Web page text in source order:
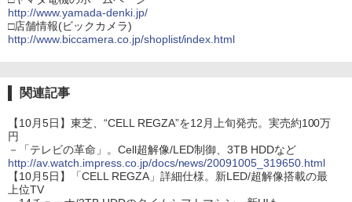
http://www.yamada-denki.jp/
□店舗情報(ビックカメラ)
http://www.biccamera.co.jp/shoplist/index.html
関連記事
【10月5日】東芝、“CELL REGZA”を12月上旬発売。実売約100万
円
－「テレビの革命」。Cell超解像/LED制御、3TB HDDなど
http://av.watch.impress.co.jp/docs/news/20091005_319650.html
【10月5日】「CELL REGZA」詳細仕様。新LED/超解像搭載の最
上位TV